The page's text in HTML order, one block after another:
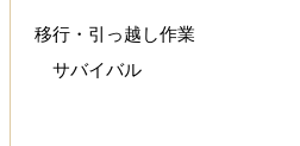
移行・引っ越し作業
サバイバル